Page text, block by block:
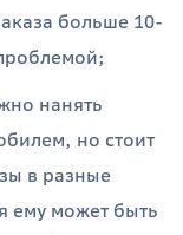
больше 10-
нанять
но стоит
в разные
ему может быть